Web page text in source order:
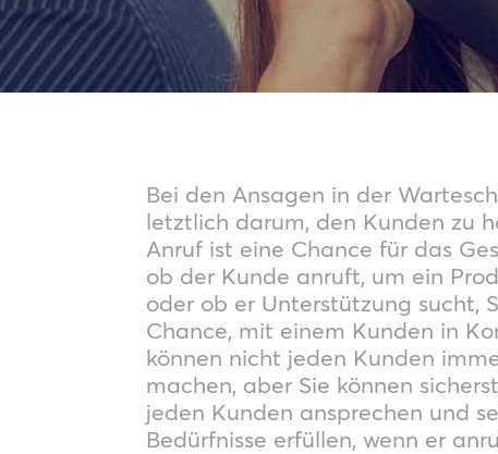
Bei den Ansagen in der
letztlich darum, den Kunden zu
Anruf ist eine Chance für das
ob der Kunde anruft, um ein
oder ob er Unterstützung sucht,
Chance, mit einem Kunden in
können nicht jeden Kunden
machen, aber Sie können
jeden Kunden ansprechen und
Bedürfnisse erfüllen, wenn er